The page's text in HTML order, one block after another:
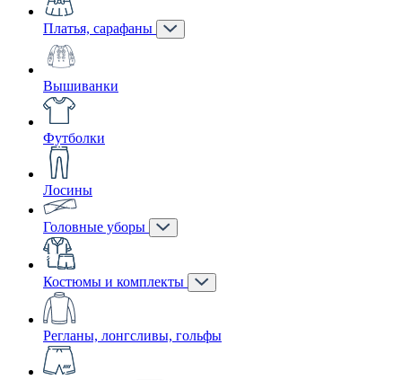
Платья, сарафаны
Вышиванки
Футболки
Лосины
Головные уборы
Костюмы и комплекты
Регланы, лонгсливы, гольфы